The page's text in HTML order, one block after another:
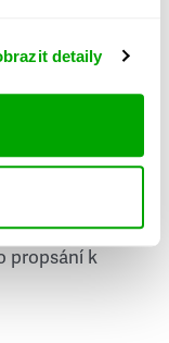
detaily
verzi, na
těšit
závislosti na
propsání k